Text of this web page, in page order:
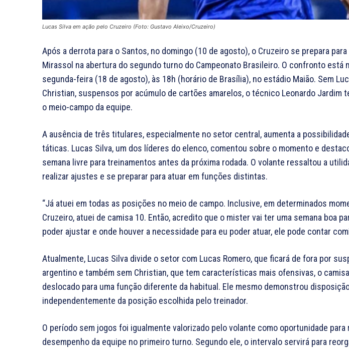
Lucas Silva em ação pelo Cruzeiro (Foto: Gustavo Aleixo/Cruzeiro)
Após a derrota para o Santos, no domingo (10 de agosto), o Cruzeiro se prepara
Mirassol na abertura do segundo turno do Campeonato Brasileiro. O confronto está
segunda-feira (18 de agosto), às 18h (horário de Brasília), no estádio Maião. Sem
Christian, suspensos por acúmulo de cartões amarelos, o técnico Leonardo Jardim
o meio-campo da equipe.
A ausência de três titulares, especialmente no setor central, aumenta a
táticas. Lucas Silva, um dos líderes do elenco, comentou sobre o momento e
semana livre para treinamentos antes da próxima rodada. O volante ressaltou a
realizar ajustes e se preparar para atuar em funções distintas.
“Já atuei em todas as posições no meio de campo. Inclusive, em determinados
Cruzeiro, atuei de camisa 10. Então, acredito que o mister vai ter uma semana boa
poder ajustar e onde houver a necessidade para eu poder atuar, ele pode contar
Atualmente, Lucas Silva divide o setor com Lucas Romero, que ficará de fora por
argentino e também sem Christian, que tem características mais ofensivas, o
deslocado para uma função diferente da habitual. Ele mesmo demonstrou
independentemente da posição escolhida pelo treinador.
O período sem jogos foi igualmente valorizado pelo volante como oportunidade para
desempenho da equipe no primeiro turno. Segundo ele, o intervalo servirá para